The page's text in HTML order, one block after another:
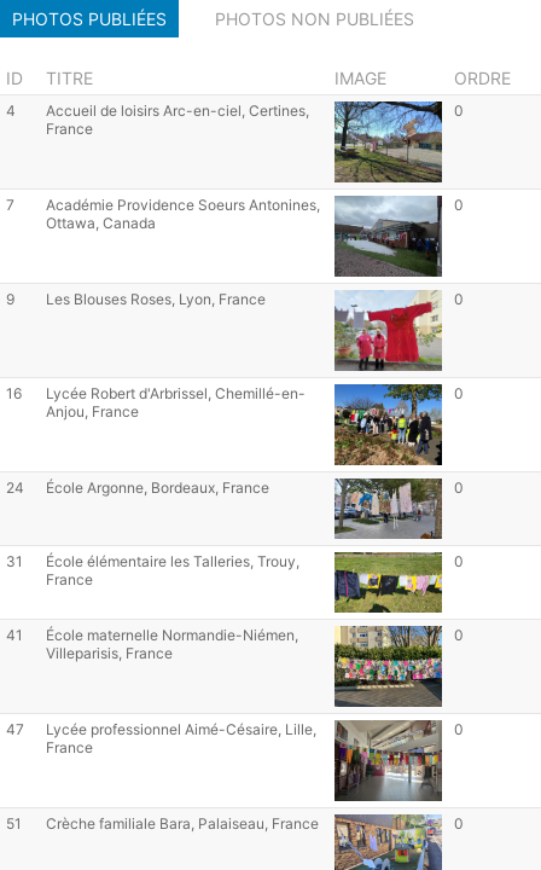
PHOTOS PUBLIÉES PHOTOS NON PUBLIÉES
ID TITRE IMAGE ORDRE
4
Accueil de loisirs Arc-en-ciel, Certines,
France
0
7
Académie Providence Soeurs Antonines,
Ottawa, Canada
0
9 Les Blouses Roses, Lyon, France 0
16
Lycée Robert d'Arbrissel, Chemillé-en-
Anjou, France
0
24 École Argonne, Bordeaux, France 0
31
École élémentaire les Talleries, Trouy,
France
0
41
École maternelle Normandie-Niémen,
Villeparisis, France
0
47
Lycée professionnel Aimé-Césaire, Lille,
France
0
51 Crèche familiale Bara, Palaiseau, France 0